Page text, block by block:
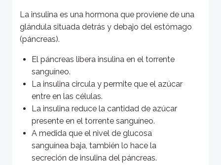
La insulina es una hormona que proviene de una
glándula situada detrás y debajo del estómago
(páncreas).
El páncreas libera insulina en el torrente
sanguíneo.
La insulina circula y permite que el azúcar
entre en las células.
La insulina reduce la cantidad de azúcar
presente en el torrente sanguíneo.
A medida que el nivel de glucosa
sanguínea baja, también lo hace la
secreción de insulina del páncreas.